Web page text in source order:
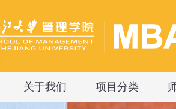
关于我们 项目分类